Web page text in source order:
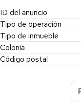
ID del anuncio
Tipo de operación
Tipo de inmueble
Colonia
Código postal